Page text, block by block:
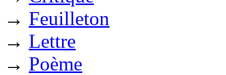
→ Feuilleton
→ Lettre
→ Poème